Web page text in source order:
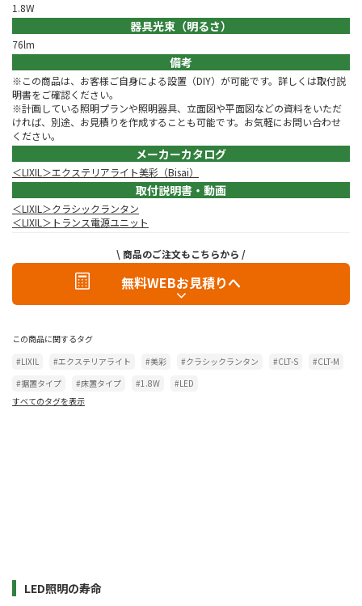
1.8W
器具光束（明るさ）
76lm
備考
※この商品は、お客様ご自身による設置（DIY）が可能です。詳しくは取付説
明書をご確認ください。
※計画している照明プランや照明器具、立面図や平面図などの資料をいただ
ければ、別途、お見積りを作成することも可能です。お気軽にお問い合わせ
ください。
メーカーカタログ
＜LIXIL＞エクステリアライト美彩（Bisai）
取付説明書・動画
＜LIXIL＞クラシックランタン
＜LIXIL＞トランス電源ユニット
\ 商品のご注文もこちらから /
無料WEBお見積りへ
この商品に関するタグ
#LIXIL
#エクステリアライト #美彩 #クラシックランタン #CLT-S
#CLT-M
#据置タイプ
#床置タイプ #1.8W
#LED
すべてのタグを表示
LED照明の寿命